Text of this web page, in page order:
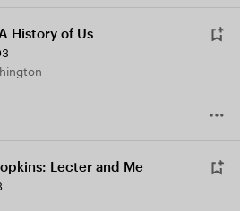
History of Us
Lecter and Me